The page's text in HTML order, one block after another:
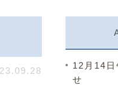
12月14日
せ